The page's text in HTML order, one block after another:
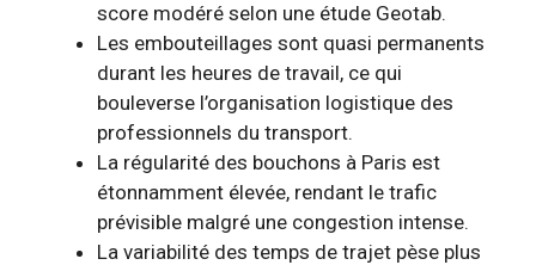
score modéré selon une étude Geotab.
Les embouteillages sont quasi permanents
durant les heures de travail, ce qui
bouleverse l’organisation logistique des
professionnels du transport.
La régularité des bouchons à Paris est
étonnamment élevée, rendant le trafic
prévisible malgré une congestion intense.
La variabilité des temps de trajet pèse plus